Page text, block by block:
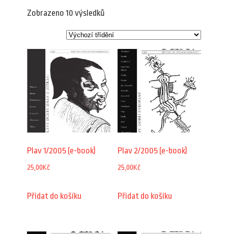
Zobrazeno 10 výsledků
Plav 1/2005 (e-book)
25,00Kč
Přidat do košíku
Plav 2/2005 (e-book)
25,00Kč
Přidat do košíku